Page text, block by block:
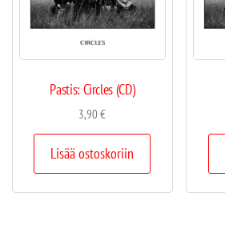
Pastis: Circles (CD)
3,90€
Lisää ostoskoriin